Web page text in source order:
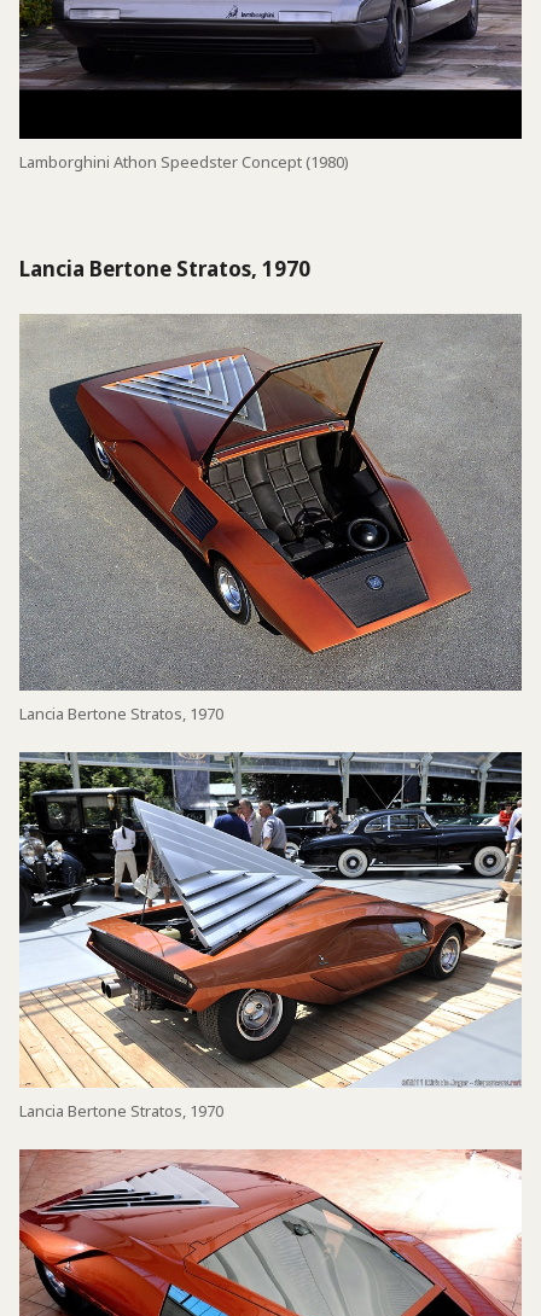
Lamborghini Athon Speedster Concept (1980)
Lancia Bertone Stratos, 1970
Lancia Bertone Stratos, 1970
Lancia Bertone Stratos, 1970